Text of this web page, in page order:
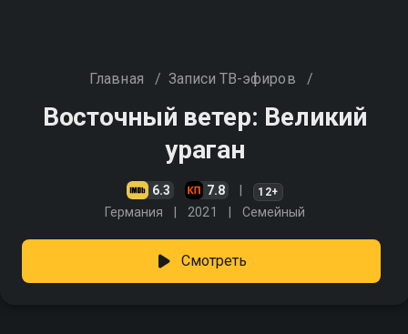
Главная / Записи ТВ-эфиров /
Восточный ветер: Великий
ураган
6.3 7.8 12+
Германия 2021 Cемейный
Смотреть